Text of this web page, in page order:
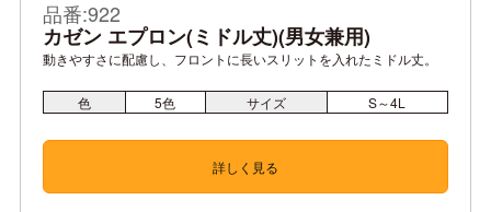
品番:922
カゼン エプロン(ミドル丈)(男女兼用)
動きやすさに配慮し、フロントに長いスリットを入れたミドル丈。
色 5色 サイズ S～4L
詳しく見る